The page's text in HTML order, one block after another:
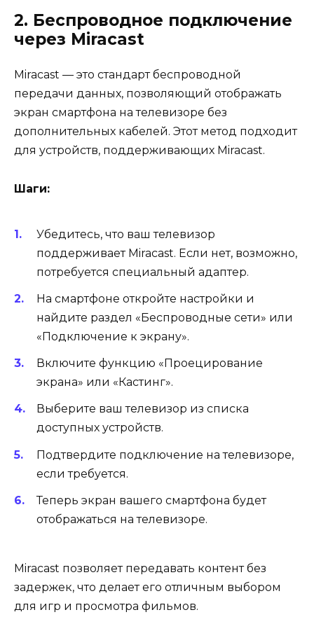
2. Беспроводное подключение
через Miracast
Miracast — это стандарт беспроводной
передачи данных, позволяющий отображать
экран смартфона на телевизоре без
дополнительных кабелей. Этот метод подходит
для устройств, поддерживающих Miracast.
Шаги:
Убедитесь, что ваш телевизор
поддерживает Miracast. Если нет, возможно,
потребуется специальный адаптер.
На смартфоне откройте настройки и
найдите раздел «Беспроводные сети» или
«Подключение к экрану».
Включите функцию «Проецирование
экрана» или «Кастинг».
Выберите ваш телевизор из списка
доступных устройств.
Подтвердите подключение на телевизоре,
если требуется.
Теперь экран вашего смартфона будет
отображаться на телевизоре.
Miracast позволяет передавать контент без
задержек, что делает его отличным выбором
для игр и просмотра фильмов.